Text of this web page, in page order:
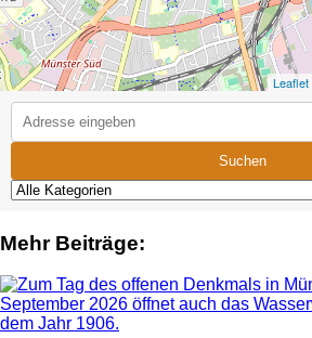
Leaflet
Suchen
Mehr Beiträge: